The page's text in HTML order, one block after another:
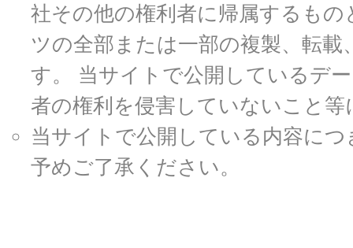
社その他の権利者に帰属するも
ツの全部または一部の複製、転
す。 当サイトで公開しているデ
者の権利を侵害していないこと
当サイトで公開している内容に
予めご了承ください。